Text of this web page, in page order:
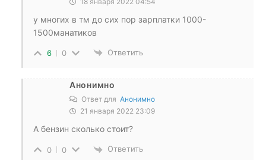
у многих в тм до сих пор зарплатки 1000-
1500манатиков
6 0 Ответить
Анонимно
Ответ для Анонимно
21 января 2022 23:09
А бензин сколько стоит?
0 0 Ответить